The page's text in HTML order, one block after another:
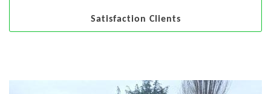
Satisfaction Clients